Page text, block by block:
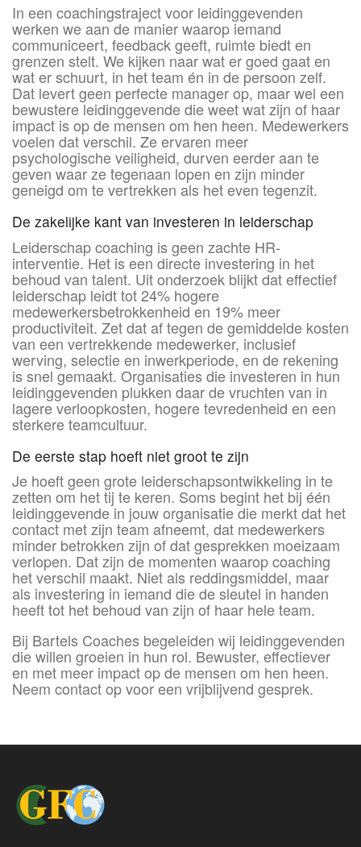
In een coachingstraject voor leidinggevenden
werken we aan de manier waarop iemand
communiceert, feedback geeft, ruimte biedt en
grenzen stelt. We kijken naar wat er goed gaat en
wat er schuurt, in het team én in de persoon zelf.
Dat levert geen perfecte manager op, maar wel een
bewustere leidinggevende die weet wat zijn of haar
impact is op de mensen om hen heen. Medewerkers
voelen dat verschil. Ze ervaren meer
psychologische veiligheid, durven eerder aan te
geven waar ze tegenaan lopen en zijn minder
geneigd om te vertrekken als het even tegenzit.
De zakelijke kant van investeren in leiderschap
Leiderschap coaching is geen zachte HR-
interventie. Het is een directe investering in het
behoud van talent. Uit onderzoek blijkt dat effectief
leiderschap leidt tot 24% hogere
medewerkersbetrokkenheid en 19% meer
productiviteit. Zet dat af tegen de gemiddelde kosten
van een vertrekkende medewerker, inclusief
werving, selectie en inwerkperiode, en de rekening
is snel gemaakt. Organisaties die investeren in hun
leidinggevenden plukken daar de vruchten van in
lagere verloopkosten, hogere tevredenheid en een
sterkere teamcultuur.
De eerste stap hoeft niet groot te zijn
Je hoeft geen grote leiderschapsontwikkeling in te
zetten om het tij te keren. Soms begint het bij één
leidinggevende in jouw organisatie die merkt dat het
contact met zijn team afneemt, dat medewerkers
minder betrokken zijn of dat gesprekken moeizaam
verlopen. Dat zijn de momenten waarop coaching
het verschil maakt. Niet als reddingsmiddel, maar
als investering in iemand die de sleutel in handen
heeft tot het behoud van zijn of haar hele team.
Bij Bartels Coaches begeleiden wij leidinggevenden
die willen groeien in hun rol. Bewuster, effectiever
en met meer impact op de mensen om hen heen.
Neem contact op voor een vrijblijvend gesprek.